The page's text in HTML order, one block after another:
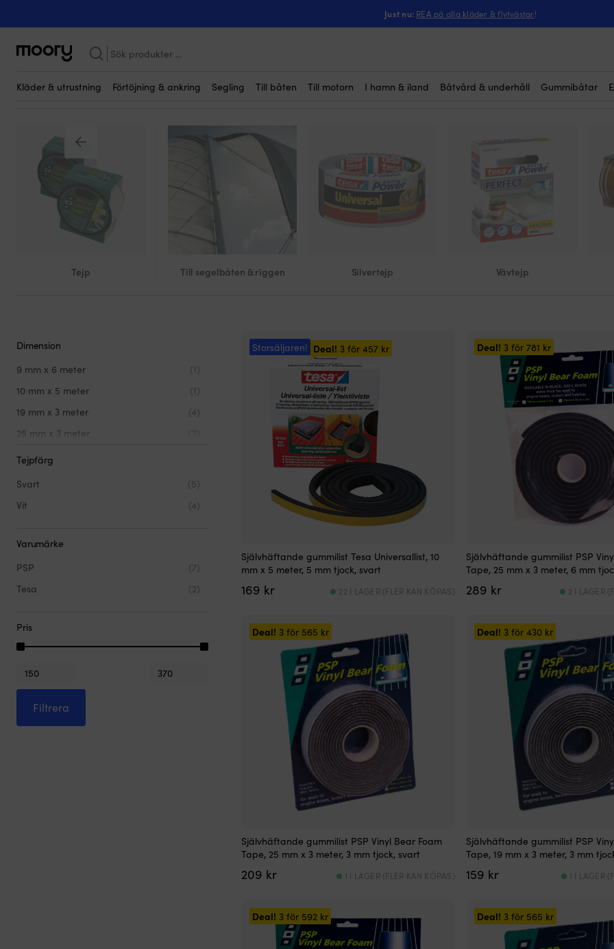
Just nu: REA på alla kläder & flytvästar!
Sök
efter:
Kläder & utrustning Förtöjning & ankring Segling Till båten Till motorn I hamn & iland Båtvård & underhåll Gummibåtar
Självhäftande lister Här köper dusjälvhäftande
självhäftande sida så att du
hög kvalitet. Givetvis till riktigt
Tejp Till segelbåten & riggen Silvertejp Vävtejp
Dimension
9 mm x 6 meter
(1)
10 mm x 5 meter
(1)
19 mm x 3 meter
(4)
25 mm x 3 meter
Tejpfärg
Svart
(5)
Vit
(4)
Varumärke
PSP
(7)
Tesa
(2)
Pris
Min
pris
Max
pris
Filtrera
Storsäljaren! Deal! 3 för 457 kr
Självhäftande gummilist Tesa Universallist, 10
mm x 5 meter, 5 mm tjock, svart
169 kr 22 I LAGER (FLER KAN KÖPAS)
Deal! 3 för 781 kr
Självhäftande gummilist PSP
Tape, 25 mm x 3 meter, 6 mm
289 kr 2 I LAGER
Deal! 3 för 565 kr
Självhäftande gummilist PSP Vinyl Bear Foam
Tape, 25 mm x 3 meter, 3 mm tjock, svart
209 kr 1 I LAGER (FLER KAN KÖPAS)
Deal! 3 för 430 kr
Självhäftande gummilist PSP
Tape, 19 mm x 3 meter, 3 mm
159 kr 1 I LAGER
Deal! 3 för 592 kr Deal! 3 för 565 kr